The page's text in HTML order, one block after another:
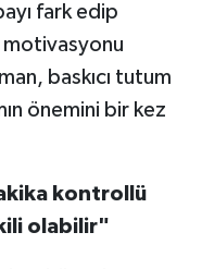
fark edip
baskıcı tutum
önemini bir kez
kontrollü
olabilir"